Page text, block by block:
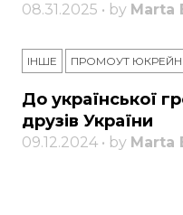
08.31.2025 • by Marta
ІНШЕ ПРОМОУТ ЮКРЕЙН
До української
друзів України
09.12.2024 • by Marta